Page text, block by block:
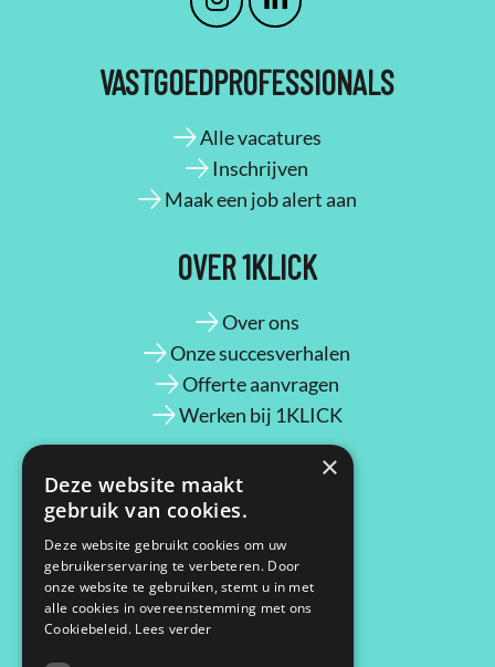
VASTGOEDPROFESSIONALS
Alle vacatures
Inschrijven
Maak een job alert aan
OVER 1KLICK
Over ons
Onze succesverhalen
Offerte aanvragen
Werken bij 1KLICK
CONTACT
Maassluisstraat 2
1062 GD Amsterdam
06 33 68 27 09
contact@1klick.nl
×
Deze website maakt
gebruik van cookies.
Deze website gebruikt cookies om uw
gebruikerservaring te verbeteren. Door
onze website te gebruiken, stemt u in met
alle cookies in overeenstemming met ons
Cookiebeleid. Lees verder